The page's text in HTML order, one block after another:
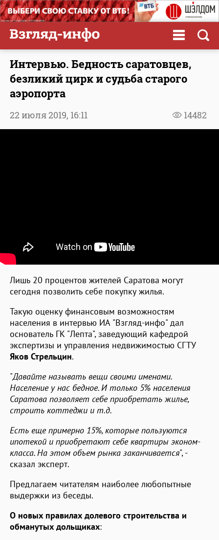
Интервью. Бедность саратовцев,
безликий цирк и судьба старого
аэропорта
14482
22 июля 2019, 16:11
Лишь 20 процентов жителей Саратова могут
сегодня позволить себе покупку жилья.
Такую оценку финансовым возможностям
населения в интервью ИА "Взгляд-инфо" дал
основатель ГК "Лепта", заведующий кафедрой
экспертизы и управления недвижимостью СГТУ
Яков Стрельцин.
"Давайте называть вещи своими именами.
Население у нас бедное. И только 5% населения
Саратова позволяет себе приобретать жилье,
строить коттеджи и т.д.
Есть еще примерно 15%, которые пользуются
ипотекой и приобретают себе квартиры эконом-
класса. На этом объем рынка заканчивается", -
сказал эксперт.
Предлагаем читателям наиболее любопытные
выдержки из беседы.
О новых правилах долевого строительства и
обманутых дольщиках: